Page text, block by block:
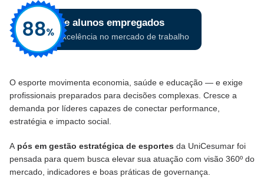
O esporte movimenta economia, saúde e educação — e exige
profissionais preparados para decisões complexas. Cresce a
demanda por líderes capazes de conectar performance,
estratégia e impacto social.
A pós em gestão estratégica de esportes da UniCesumar foi
pensada para quem busca elevar sua atuação com visão 360º do
mercado, indicadores e boas práticas de governança.